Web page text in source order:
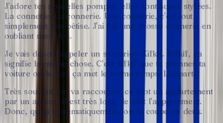
J'adore tes nouvelles pompes, elles sont super stylées.
La connerie. La connerie. Une connerie, c'est tout
simplement une bêtise. J'ai fait une grosse connerie en
oubliant mes clés.
Je vais devoir appeler un serrurier. Kifkif. Kifkif, ça
signifie la même chose. C'est kifkif que tu prennes ta
voiture ou le bus, ça met le même temps. L'appart.
Très souvent, on va raccourcir ce mot un appartement
par un appart. Il est très long, le mot l'appartement.
Donc, quasi systématiquement, on le coupe en deux.